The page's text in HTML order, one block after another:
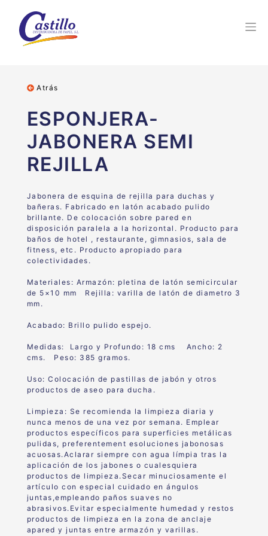
Atrás
ESPONJERA-
JABONERA SEMI
REJILLA
Jabonera de esquina de rejilla para duchas y
bañeras. Fabricado en latón acabado pulido
brillante. De colocación sobre pared en
disposición paralela a la horizontal. Producto para
baños de hotel , restaurante, gimnasios, sala de
fitness, etc. Producto apropiado para
colectividades.
Materiales: Armazón: pletina de latón semicircular
de 5×10 mm Rejilla: varilla de latón de diametro 3
mm.
Acabado: Brillo pulido espejo.
Medidas: Largo y Profundo: 18 cms Ancho: 2
cms. Peso: 385 gramos.
Uso: Colocación de pastillas de jabón y otros
productos de aseo para ducha.
Limpieza: Se recomienda la limpieza diaria y
nunca menos de una vez por semana. Emplear
productos específicos para superficies metálicas
pulidas, preferentement esoluciones jabonosas
acuosas.Aclarar siempre con agua límpia tras la
aplicación de los jabones o cualesquiera
productos de limpieza.Secar minuciosamente el
artículo con especial cuidado en ángulos
juntas,empleando paños suaves no
abrasivos.Evitar especialmente humedad y restos
productos de limpieza en la zona de anclaje
apared y juntas entre armazón y varillas.